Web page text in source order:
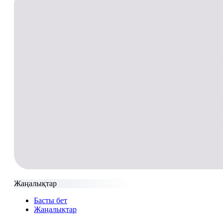
Жаңалықтар
Басты бет
Жаңалықтар